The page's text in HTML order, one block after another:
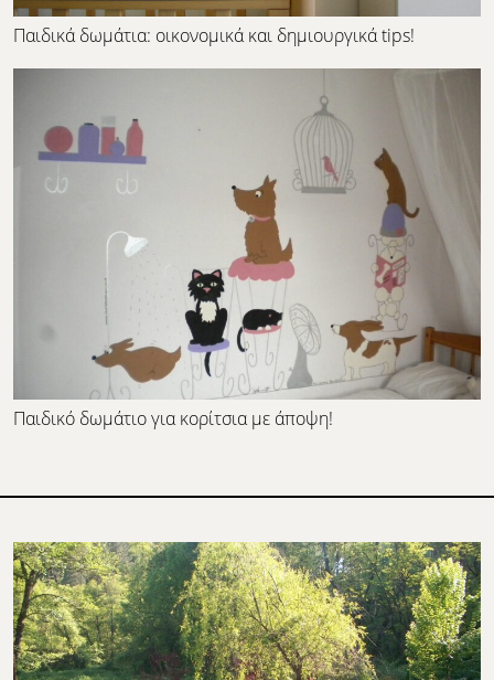
Παιδικά δωμάτια: οικονομικά και δημιουργικά tips!
Παιδικό δωμάτιο για κορίτσια με άποψη!